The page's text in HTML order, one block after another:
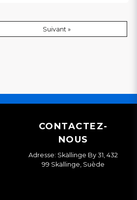
Suivant »
CONTACTEZ-
NOUS
Adresse: Skällinge By 31, 432
99 Skällinge, Suède